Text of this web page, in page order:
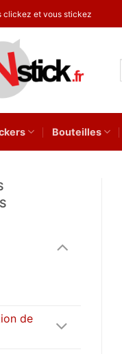
et vous stickez
Bouteilles
de